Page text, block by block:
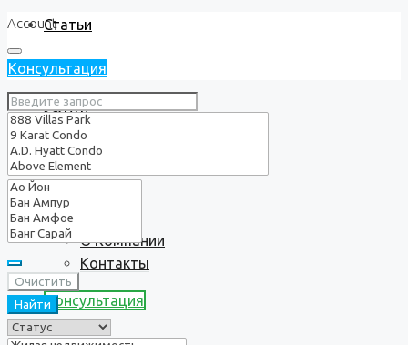
Статьи
Услуги
О нас
О Компании
Контакты
Консультация
Account
Консультация
Очистить
Найти